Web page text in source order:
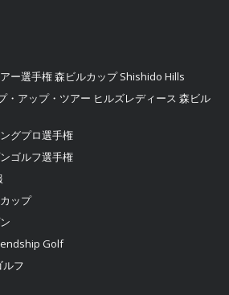
ー選手権 森ビルカップ Shishido Hills
・アップ・ツアー ヒルズレディース 森ビル
グプロ選手権
ゴルフ選手権
ップ
Golf
ルフ